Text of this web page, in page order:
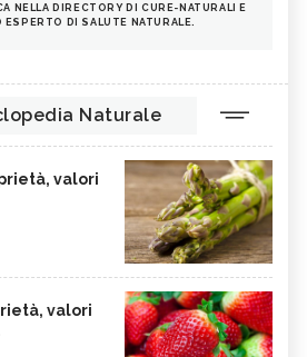
NELLA DIRECTORY DI CURE-NATURALI E
ESPERTO DI SALUTE NATURALE.
Naturale
valori
valori